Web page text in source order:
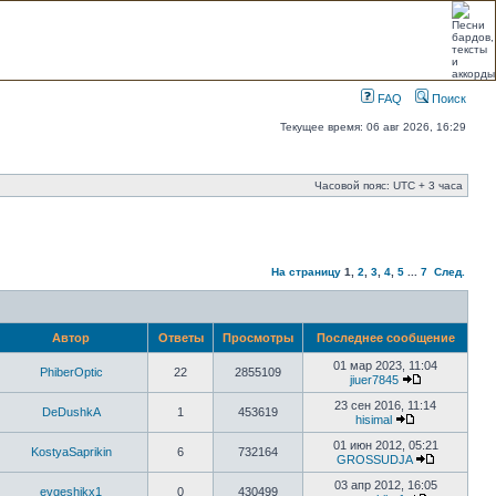
FAQ Поиск
Текущее время: 06 авг 2026, 16:29
Часовой пояс: UTC + 3 часа
На страницу 1 2 3 4 5 7 След.
Автор Ответы Просмотры Последнее сообщение
PhiberOptic 22 2855109
01 мар 2023, 11:04
jiuer7845
DeDushkA 1 453619
23 сен 2016, 11:14
hisimal
KostyaSaprikin 6 732164
01 июн 2012, 05:21
GROSSUDJA
evgeshikx1 0 430499
03 апр 2012, 16:05